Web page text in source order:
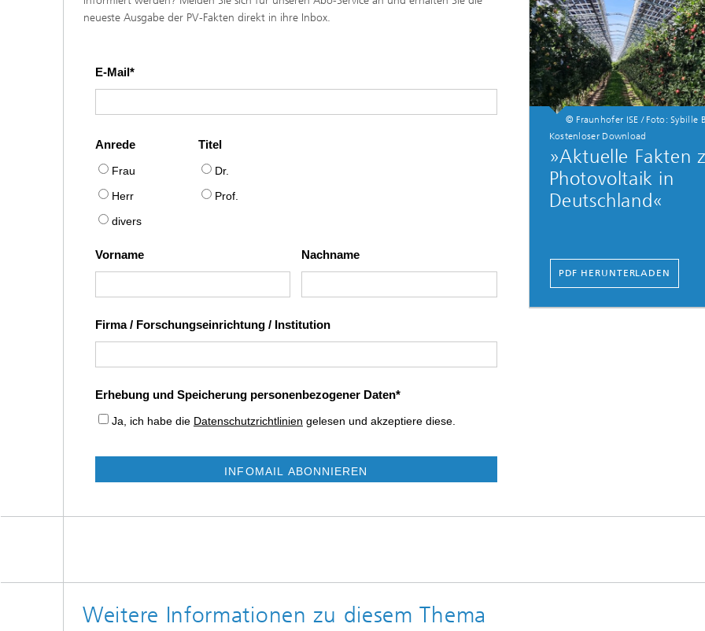
neueste Ausgabe der PV-Fakten direkt in ihre Inbox.
E-Mail
Anrede
Frau
Herr
divers
Titel
Dr.
Prof.
Vorname Nachname
Firma / Forschungseinrichtung / Institution
Erhebung und Speicherung personenbezogener Daten
Ja, ich habe die Datenschutzrichtlinien gelesen und akzeptiere diese.
INFOMAIL ABONNIEREN
© Fraunhofer ISE / Foto: Sybille
Kostenloser Download
»Aktuelle Fakten
Photovoltaik in
Deutschland«
PDF HERUNTERLADEN
Weitere Informationen zu diesem Thema